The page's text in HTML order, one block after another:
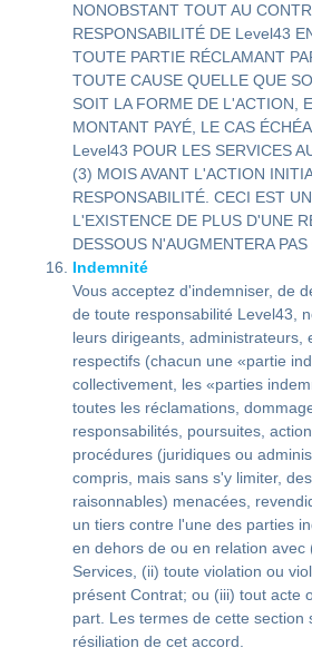
NONOBSTANT TOUT AU
RESPONSABILITÉ DE Level43
TOUTE PARTIE RÉCLAMANT
TOUTE CAUSE QUELLE QUE
SOIT LA FORME DE L'ACTION,
MONTANT PAYÉ, LE CAS
Level43 POUR LES SERVICES
(3) MOIS AVANT L'ACTION
RESPONSABILITÉ. CECI EST
L'EXISTENCE DE PLUS D'UNE
DESSOUS N'AUGMENTERA
Indemnité
Vous acceptez d'indemniser, de
de toute responsabilité Level43,
leurs dirigeants, administrateurs,
respectifs (chacun une «partie
collectivement, les «parties
toutes les réclamations,
responsabilités, poursuites,
procédures (juridiques ou
compris, mais sans s'y limiter,
raisonnables) menacées,
un tiers contre l'une des parties
en dehors de ou en relation avec
Services, (ii) toute violation ou
présent Contrat; ou (iii) tout acte
part. Les termes de cette section
résiliation de cet accord.